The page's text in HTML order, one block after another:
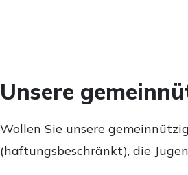
Unsere
Wollen Sie unsere
(haftungsbeschränkt), die